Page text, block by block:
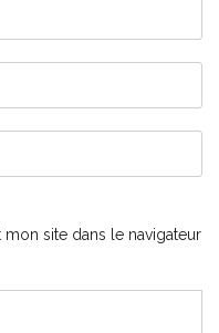
site dans le navigateur